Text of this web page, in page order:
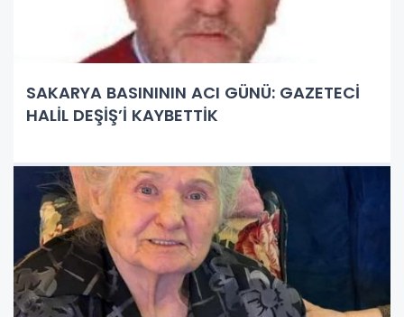
SAKARYA BASINININ ACI GÜNÜ: GAZETECİ
HALİL DEŞİŞ’İ KAYBETTİK